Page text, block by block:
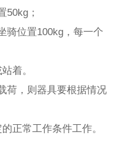
；
位置100kg，每一个
着。
，则器具要根据情况
正常工作条件工作。